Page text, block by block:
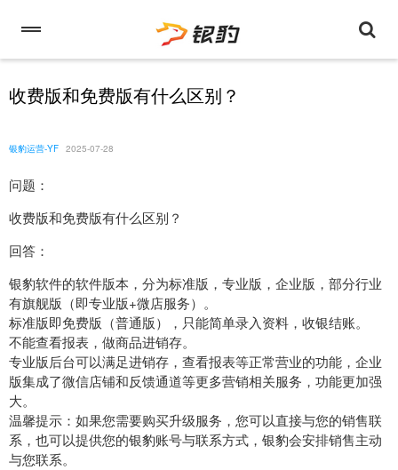
收费版和免费版有什么区别？
银豹运营-YF 2025-07-28
问题：
收费版和免费版有什么区别？
回答：
银豹软件的软件版本，分为标准版，专业版，企业版，部分行业
有旗舰版（即专业版+微店服务）。
标准版即免费版（普通版），只能简单录入资料，收银结账。
不能查看报表，做商品进销存。
专业版后台可以满足进销存，查看报表等正常营业的功能，企业
版集成了微信店铺和反馈通道等更多营销相关服务，功能更加强
大。
温馨提示：如果您需要购买升级服务，您可以直接与您的销售联
系，也可以提供您的银豹账号与联系方式，银豹会安排销售主动
与您联系。